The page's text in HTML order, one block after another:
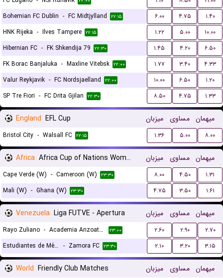
Bohemian FC Dublin - FC Midtjylland ۲۲:۱۵ ۶.۰۰ ۴.۷۵
۱.۴۰
HNK Rijeka - Ilves Tampere ۲۲:۱۵ ۱.۲۲ ۵.۰۰
۱۰.۰۰
Hibernian FC - FK Shkendija 79 ۲۲:۳۰ ۱.۴۵ ۴.۲۰
۶.۵۰
FK Borac Banjaluka - Maxline Vitebsk ۲۲:۰۰ ۱.۷۷ ۳.۴۰
۴.۳۳
Valur Reykjavik - FC Nordsjaelland ۲۲:۰۰ ۱۰.۰۰ ۶.۵۰
۱.۲۰
SP Tre Fiori - FC Drita Gjilan ۲۲:۳۰ ۸.۵۰ ۴.۷۵ ۱.۳۳
England EFL Cup میزبان مساوی میهمان
Bristol City - Walsall FC ۲۲:۱۵ ۱.۳۶ ۵.۰۰ ۸.۰۰
Africa Africa Cup of Nations Women میزبان مساوی میهمان
Cape Verde (W) - Cameroon (W) ۲۳:۳۰ ۸.۰۰ ۴.۵۰
۱.۳۱
Mali (W) - Ghana (W) ۲۳:۳۰ ۴.۷۵ ۳.۵۰ ۱.۶۱
Venezuela Liga FUTVE - Apertura میزبان مساوی میهمان
Rayo Zuliano - Academia Anzoategui ۲۳:۰۰ ۲.۶۰ ۲.۹۰
۲.۷۰
Estudiantes de Mérida - Zamora FC ۲۳:۳۰ ۲.۱۰ ۳.۲۰ ۳.۱۵
World Friendly Club Matches میزبان مساوی میهمان